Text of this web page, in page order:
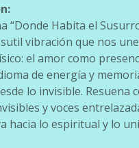
“Donde Habita el
vibración que nos
el amor como
de energía y
lo invisible. Resuena
y voces
hacia lo espiritual y lo